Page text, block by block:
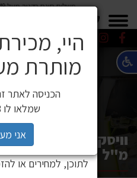
משלוח חינם בקניה מעל 249 ש"ח (*בכפוף
מ"ל
⚠️ הודעה חשובה
לאחרונה זיהינו כי
בהם שימוש ללא
שייך לחברת שר
לתוכן, למחירים או
היי,
מותרת
הכניסה לאתר
שמלאו לו 18 שנים.
אני מעל